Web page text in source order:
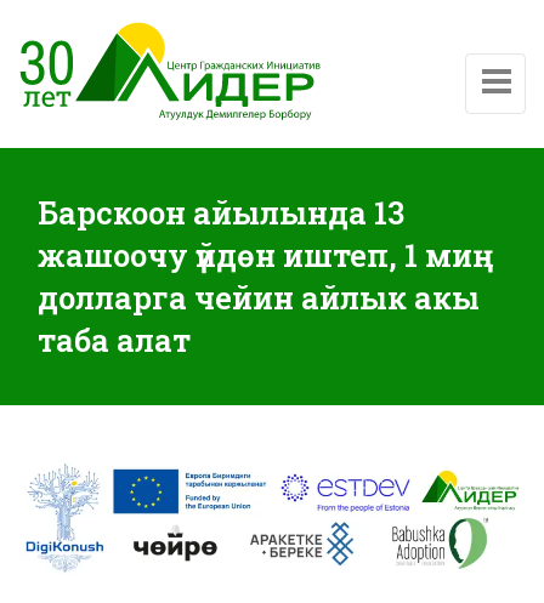
Барскоон айылында 13
жашоочу үйдөн иштеп, 1 миң
долларга чейин айлык акы
таба алат